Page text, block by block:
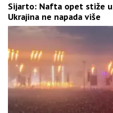
Sijarto: Nafta opet stiže u
Ukrajina ne napada više